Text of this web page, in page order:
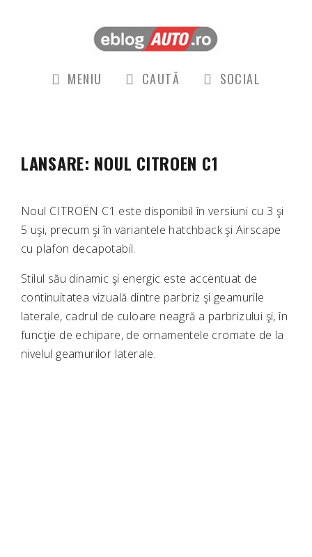
MENIU CAUTĂ SOCIAL
LANSARE: NOUL CITROEN C1
Noul CITROËN C1 este disponibil în versiuni cu 3 şi
5 uşi, precum şi în variantele hatchback şi Airscape
cu plafon decapotabil.
Stilul său dinamic şi energic este accentuat de
continuitatea vizuală dintre parbriz şi geamurile
laterale, cadrul de culoare neagră a parbrizului şi, în
funcţie de echipare, de ornamentele cromate de la
nivelul geamurilor laterale.